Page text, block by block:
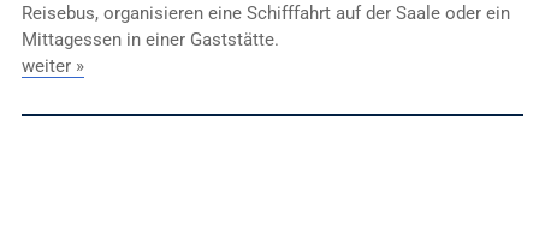
Reisebus, organisieren eine Schifffahrt auf der Saale oder ein
Mittagessen in einer Gaststätte.
weiter »